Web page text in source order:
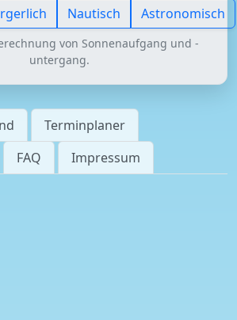
Nautisch Astronomisch
von Sonnenaufgang und -
untergang.
Terminplaner
FAQ Impressum